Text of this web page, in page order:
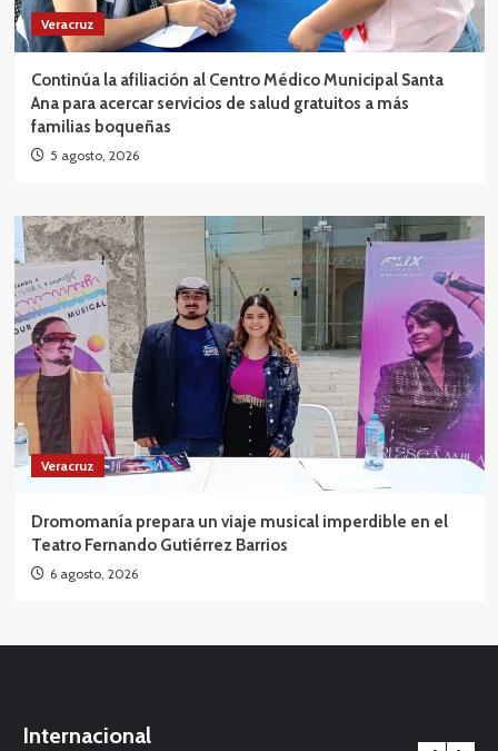
Veracruz
Continúa la afiliación al Centro Médico Municipal Santa
Ana para acercar servicios de salud gratuitos a más
familias boqueñas
5 agosto, 2026
Veracruz
Dromomanía prepara un viaje musical imperdible en el
Teatro Fernando Gutiérrez Barrios
6 agosto, 2026
Internacional